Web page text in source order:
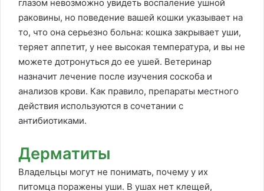
глазом невозможно увидеть воспаление ушной
раковины, но поведение вашей кошки указывает на
то, что она серьезно больна: кошка закрывает уши,
теряет аппетит, у нее высокая температура, и вы не
можете дотронуться до ее ушей. Ветеринар
назначит лечение после изучения соскоба и
анализов крови. Как правило, препараты местного
действия используются в сочетании с
антибиотиками.
Дерматиты
Владельцы могут не понимать, почему у их
питомца поражены уши. В ушах нет клещей,